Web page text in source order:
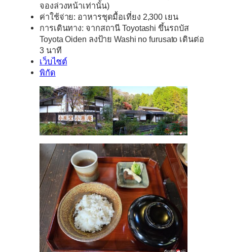
จองล่วงหน้าเท่านั้น)
ค่าใช้จ่าย: อาหารชุดมื้อเที่ยง 2,300 เยน
การเดินทาง: จากสถานี Toyotashi ขึ้นรถบัส
Toyota Oiden ลงป้าย Washi no furusato เดินต่อ
3 นาที
เว็บไซต์
พิกัด